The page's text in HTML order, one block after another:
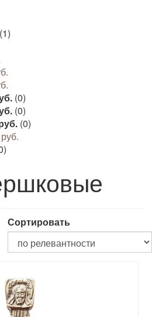
(1)
(0)
(0)
(0)
Сортировать